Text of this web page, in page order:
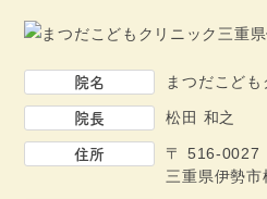
院名 まつだこども
院長 松田 和之
住所
〒 516-0027
三重県伊勢